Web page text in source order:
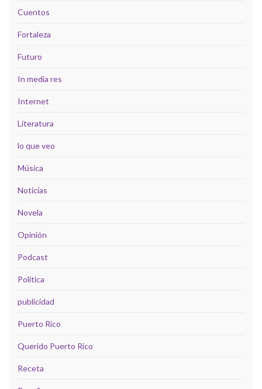
Cuentos
Fortaleza
Futuro
In media res
Internet
Literatura
lo que veo
Música
Noticias
Novela
Opinión
Podcast
Política
publicidad
Puerto Rico
Querido Puerto Rico
Receta